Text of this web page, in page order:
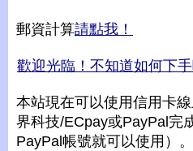
郵資計算請點我！
歡迎光臨！不知道如何下
本站現在可以使用信用卡
界科技/ECpay或PayPal完
PayPal帳號就可以使用）。